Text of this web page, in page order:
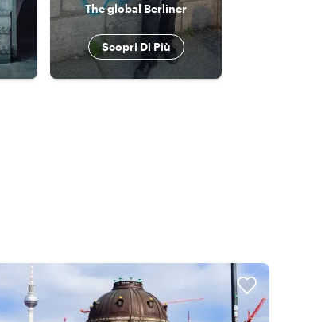
The global Berliner
Scopri Di Più